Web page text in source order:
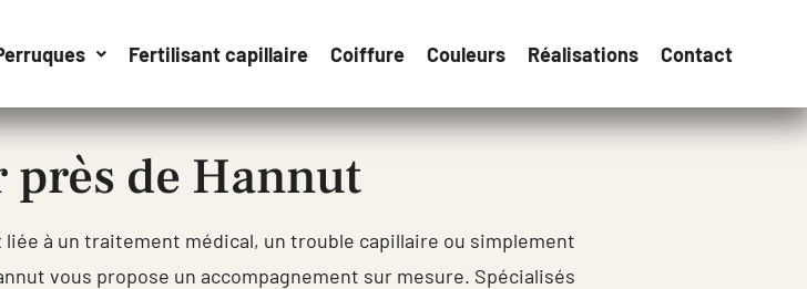
Fertilisant capillaire Coiffure Couleurs Réalisations Contact
de Hannut
liée à un traitement médical, un trouble capillaire ou simplement
vous propose un accompagnement sur mesure. Spécialisés